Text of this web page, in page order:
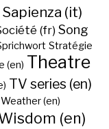
Sapienza (it)
(fr)Song
Stratégie
(en) Theatre
TV series (en)
Weather (en)
(en)